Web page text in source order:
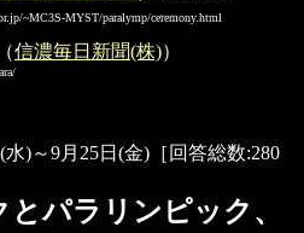
~MC3S-MYST/paralymp/ceremony.html
（信濃毎日新聞(株)）
)～9月25日(金)［回答総数:280
パラリンピック、